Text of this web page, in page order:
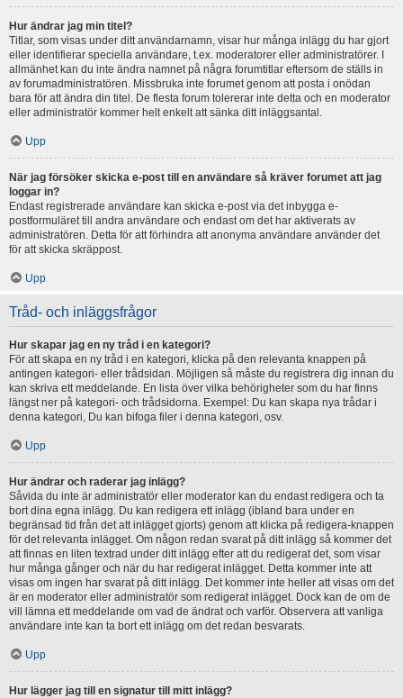
Hur ändrar jag min titel?
Titlar, som visas under ditt användarnamn, visar hur många inlägg du har gjort
eller identifierar speciella användare, t.ex. moderatorer eller administratörer. I
allmänhet kan du inte ändra namnet på några forumtitlar eftersom de ställs in
av forumadministratören. Missbruka inte forumet genom att posta i onödan
bara för att ändra din titel. De flesta forum tolererar inte detta och en moderator
eller administratör kommer helt enkelt att sänka ditt inläggsantal.
Upp
När jag försöker skicka e-post till en användare så kräver forumet att jag
loggar in?
Endast registrerade användare kan skicka e-post via det inbygga e-
postformuläret till andra användare och endast om det har aktiverats av
administratören. Detta för att förhindra att anonyma användare använder det
för att skicka skräppost.
Upp
Tråd- och inläggsfrågor
Hur skapar jag en ny tråd i en kategori?
För att skapa en ny tråd i en kategori, klicka på den relevanta knappen på
antingen kategori- eller trådsidan. Möjligen så måste du registrera dig innan du
kan skriva ett meddelande. En lista över vilka behörigheter som du har finns
längst ner på kategori- och trådsidorna. Exempel: Du kan skapa nya trådar i
denna kategori, Du kan bifoga filer i denna kategori, osv.
Upp
Hur ändrar och raderar jag inlägg?
Såvida du inte är administratör eller moderator kan du endast redigera och ta
bort dina egna inlägg. Du kan redigera ett inlägg (ibland bara under en
begränsad tid från det att inlägget gjorts) genom att klicka på redigera-knappen
för det relevanta inlägget. Om någon redan svarat på ditt inlägg så kommer det
att finnas en liten textrad under ditt inlägg efter att du redigerat det, som visar
hur många gånger och när du har redigerat inlägget. Detta kommer inte att
visas om ingen har svarat på ditt inlägg. Det kommer inte heller att visas om det
är en moderator eller administratör som redigerat inlägget. Dock kan de om de
vill lämna ett meddelande om vad de ändrat och varför. Observera att vanliga
användare inte kan ta bort ett inlägg om det redan besvarats.
Upp
Hur lägger jag till en signatur till mitt inlägg?